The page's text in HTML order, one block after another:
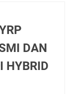
DAN
HYBRID